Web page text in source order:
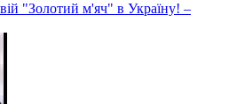
"Золотий м'яч" в Україну! –